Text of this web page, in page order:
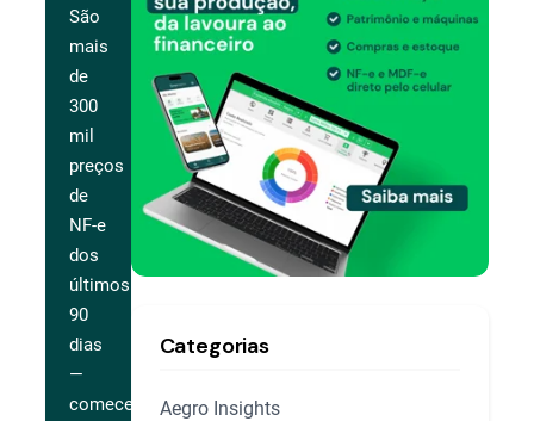
São
mais
de
300
mil
preços
de
NF-e
dos
últimos
90
dias
—
comece
Categorias
Aegro Insights